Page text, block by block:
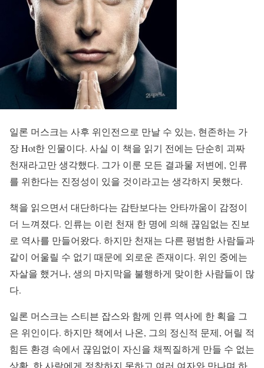
일론 머스크는 사후 위인전으로 만날 수 있는, 현존하는 가
장 Hot한 인물이다. 사실 이 책을 읽기 전에는 단순히 괴짜
천재라고만 생각했다. 그가 이룬 모든 결과물 저변에, 인류
를 위한다는 진정성이 있을 것이라고는 생각하지 못했다.
책을 읽으면서 대단하다는 감탄보다는 안타까움이 감정이
더 느껴졌다. 인류는 이런 천재 한 명에 의해 끊임없는 진보
로 역사를 만들어왔다. 하지만 천재는 다른 평범한 사람들과
같이 어울릴 수 없기 때문에 외로운 존재이다. 위인 중에는
자살을 했거나, 생의 마지막을 불행하게 맞이한 사람들이 많
다.
일론 머스크는 스티븐 잡스와 함께 인류 역사에 한 획을 그
은 위인이다. 하지만 책에서 나온, 그의 정신적 문제, 어릴 적
힘든 환경 속에서 끊임없이 자신을 채찍질하게 만들 수 없는
상황, 한 사람에게 정착하지 못하고 여러 여자와 만나며 하